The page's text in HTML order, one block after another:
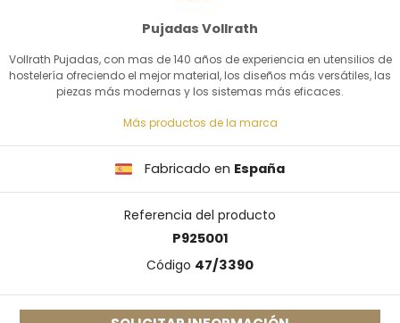
Pujadas Vollrath
Vollrath Pujadas, con mas de 140 años de experiencia en utensilios de
hostelería ofreciendo el mejor material, los diseños más versátiles, las
piezas más modernas y los sistemas más eficaces.
Más productos de la marca
Fabricado en España
Referencia del producto
P925001
Código 47/3390